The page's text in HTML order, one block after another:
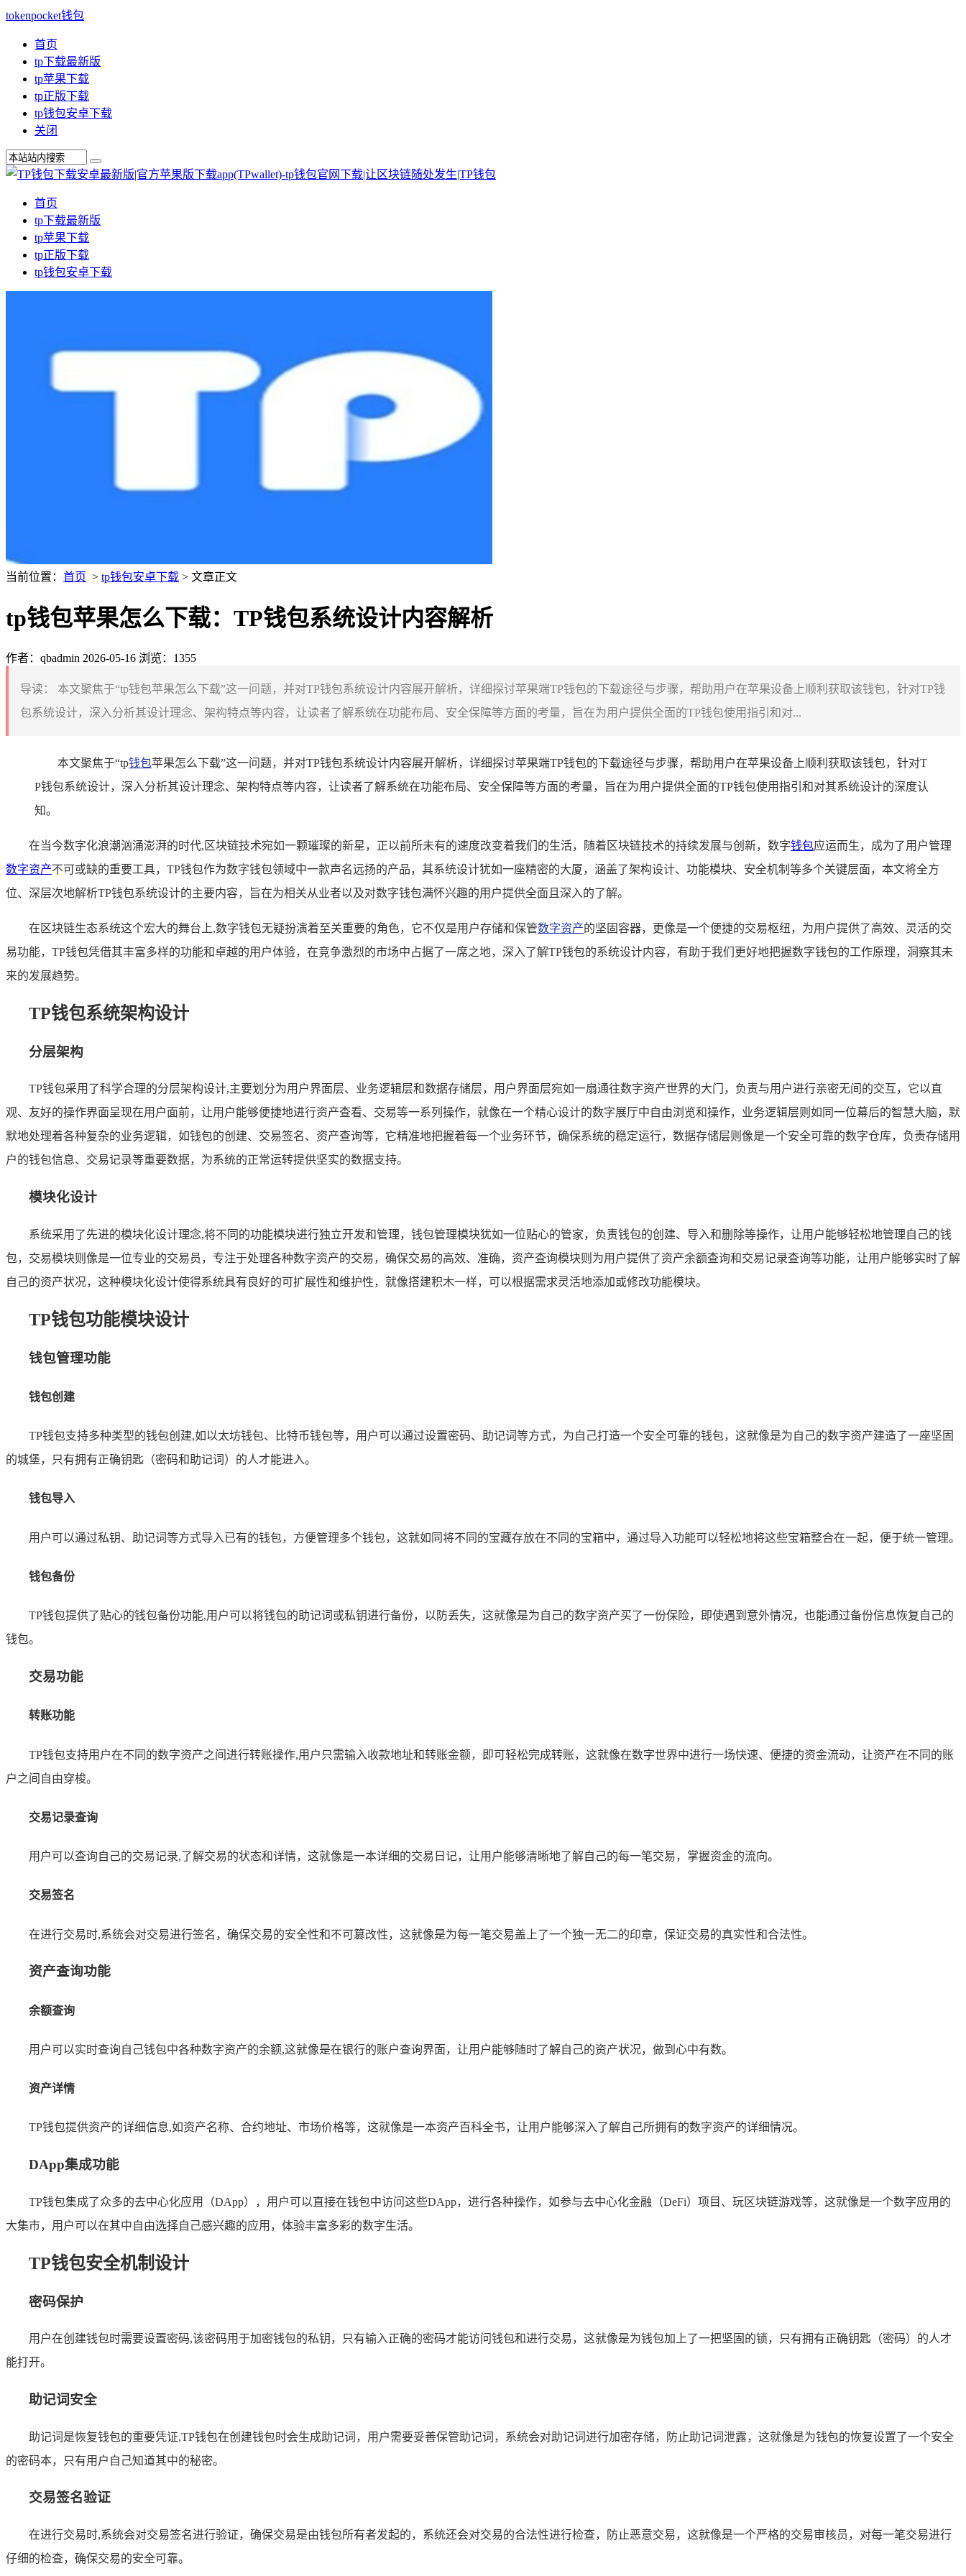
tokenpocket钱包
首页
tp下载最新版
tp苹果下载
tp正版下载
tp钱包安卓下载
关闭
首页
tp下载最新版
tp苹果下载
tp正版下载
tp钱包安卓下载
当前位置： 首页 > tp钱包安卓下载 > 文章正文
tp钱包苹果怎么下载：TP钱包系统设计内容解析
作者：qbadmin 2026-05-16 浏览：1355
导读：
本文聚焦于“tp钱包苹果怎么下载”这一问题，并对TP钱包系统设计内容展开解析，详细探讨苹果端TP钱包的下载途径与步骤，帮助用户在苹果设备上顺利获取该钱包，针对TP钱
包系统设计，深入分析其设计理念、架构特点等内容，让读者了解系统在功能布局、安全保障等方面的考量，旨在为用户提供全面的TP钱包使用指引和对...
本文聚焦于“tp钱包苹果怎么下载”这一问题，并对TP钱包系统设计内容展开解析，详细探讨苹果端TP钱包的下载途径与步骤，帮助用户在苹果设备上顺利获取该钱包，针对T
P钱包系统设计，深入分析其设计理念、架构特点等内容，让读者了解系统在功能布局、安全保障等方面的考量，旨在为用户提供全面的TP钱包使用指引和对其系统设计的深度认
知。
在当今数字化浪潮汹涌澎湃的时代,区块链技术宛如一颗璀璨的新星，正以前所未有的速度改变着我们的生活，随着区块链技术的持续发展与创新，数字钱包应运而生，成为了用户管理
数字资产不可或缺的重要工具，TP钱包作为数字钱包领域中一款声名远扬的产品，其系统设计犹如一座精密的大厦，涵盖了架构设计、功能模块、安全机制等多个关键层面，本文将全方
位、深层次地解析TP钱包系统设计的主要内容，旨在为相关从业者以及对数字钱包满怀兴趣的用户提供全面且深入的了解。
在区块链生态系统这个宏大的舞台上,数字钱包无疑扮演着至关重要的角色，它不仅是用户存储和保管数字资产的坚固容器，更像是一个便捷的交易枢纽，为用户提供了高效、灵活的交
易功能，TP钱包凭借其丰富多样的功能和卓越的用户体验，在竞争激烈的市场中占据了一席之地，深入了解TP钱包的系统设计内容，有助于我们更好地把握数字钱包的工作原理，洞察其未
来的发展趋势。
TP钱包系统架构设计
分层架构
TP钱包采用了科学合理的分层架构设计,主要划分为用户界面层、业务逻辑层和数据存储层，用户界面层宛如一扇通往数字资产世界的大门，负责与用户进行亲密无间的交互，它以直
观、友好的操作界面呈现在用户面前，让用户能够便捷地进行资产查看、交易等一系列操作，就像在一个精心设计的数字展厅中自由浏览和操作，业务逻辑层则如同一位幕后的智慧大脑，默
默地处理着各种复杂的业务逻辑，如钱包的创建、交易签名、资产查询等，它精准地把握着每一个业务环节，确保系统的稳定运行，数据存储层则像是一个安全可靠的数字仓库，负责存储用
户的钱包信息、交易记录等重要数据，为系统的正常运转提供坚实的数据支持。
模块化设计
系统采用了先进的模块化设计理念,将不同的功能模块进行独立开发和管理，钱包管理模块犹如一位贴心的管家，负责钱包的创建、导入和删除等操作，让用户能够轻松地管理自己的钱
包，交易模块则像是一位专业的交易员，专注于处理各种数字资产的交易，确保交易的高效、准确，资产查询模块则为用户提供了资产余额查询和交易记录查询等功能，让用户能够实时了解
自己的资产状况，这种模块化设计使得系统具有良好的可扩展性和维护性，就像搭建积木一样，可以根据需求灵活地添加或修改功能模块。
TP钱包功能模块设计
钱包管理功能
钱包创建
TP钱包支持多种类型的钱包创建,如以太坊钱包、比特币钱包等，用户可以通过设置密码、助记词等方式，为自己打造一个安全可靠的钱包，这就像是为自己的数字资产建造了一座坚固
的城堡，只有拥有正确钥匙（密码和助记词）的人才能进入。
钱包导入
用户可以通过私钥、助记词等方式导入已有的钱包，方便管理多个钱包，这就如同将不同的宝藏存放在不同的宝箱中，通过导入功能可以轻松地将这些宝箱整合在一起，便于统一管理。
钱包备份
TP钱包提供了贴心的钱包备份功能,用户可以将钱包的助记词或私钥进行备份，以防丢失，这就像是为自己的数字资产买了一份保险，即使遇到意外情况，也能通过备份信息恢复自己的
钱包。
交易功能
转账功能
TP钱包支持用户在不同的数字资产之间进行转账操作,用户只需输入收款地址和转账金额，即可轻松完成转账，这就像在数字世界中进行一场快速、便捷的资金流动，让资产在不同的账
户之间自由穿梭。
交易记录查询
用户可以查询自己的交易记录,了解交易的状态和详情，这就像是一本详细的交易日记，让用户能够清晰地了解自己的每一笔交易，掌握资金的流向。
交易签名
在进行交易时,系统会对交易进行签名，确保交易的安全性和不可篡改性，这就像是为每一笔交易盖上了一个独一无二的印章，保证交易的真实性和合法性。
资产查询功能
余额查询
用户可以实时查询自己钱包中各种数字资产的余额,这就像是在银行的账户查询界面，让用户能够随时了解自己的资产状况，做到心中有数。
资产详情
TP钱包提供资产的详细信息,如资产名称、合约地址、市场价格等，这就像是一本资产百科全书，让用户能够深入了解自己所拥有的数字资产的详细情况。
DApp集成功能
TP钱包集成了众多的去中心化应用（DApp），用户可以直接在钱包中访问这些DApp，进行各种操作，如参与去中心化金融（DeFi）项目、玩区块链游戏等，这就像是一个数字应用的
大集市，用户可以在其中自由选择自己感兴趣的应用，体验丰富多彩的数字生活。
TP钱包安全机制设计
密码保护
用户在创建钱包时需要设置密码,该密码用于加密钱包的私钥，只有输入正确的密码才能访问钱包和进行交易，这就像是为钱包加上了一把坚固的锁，只有拥有正确钥匙（密码）的人才
能打开。
助记词安全
助记词是恢复钱包的重要凭证,TP钱包在创建钱包时会生成助记词，用户需要妥善保管助记词，系统会对助记词进行加密存储，防止助记词泄露，这就像是为钱包的恢复设置了一个安全
的密码本，只有用户自己知道其中的秘密。
交易签名验证
在进行交易时,系统会对交易签名进行验证，确保交易是由钱包所有者发起的，系统还会对交易的合法性进行检查，防止恶意交易，这就像是一个严格的交易审核员，对每一笔交易进行
仔细的检查，确保交易的安全可靠。